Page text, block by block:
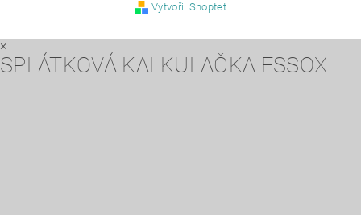
Vytvořil Shoptet
×
SPLÁTKOVÁ KALKULAČKA ESSOX